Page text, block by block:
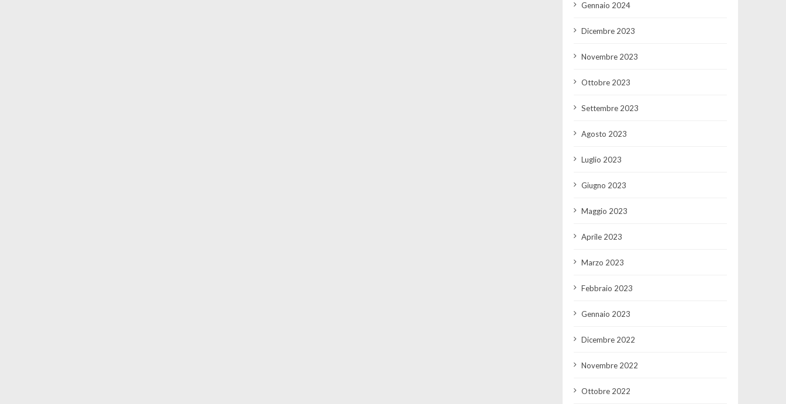
Gennaio 2024
Dicembre 2023
Novembre 2023
Ottobre 2023
Settembre 2023
Agosto 2023
Luglio 2023
Giugno 2023
Maggio 2023
Aprile 2023
Marzo 2023
Febbraio 2023
Gennaio 2023
Dicembre 2022
Novembre 2022
Ottobre 2022